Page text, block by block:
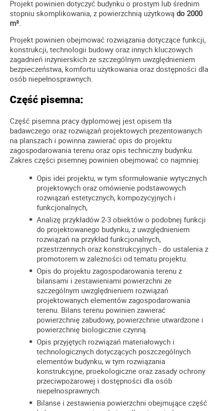
Projekt powinien dotyczyć budynku o prostym lub średnim
stopniu skomplikowania, z powierzchnią użytkową do 2000
m².
Projekt powinien obejmować rozwiązania dotyczące funkcji,
konstrukcji, technologii budowy oraz innych kluczowych
zagadnień inżynierskich ze szczególnym uwzględnieniem
bezpieczeństwa, komfortu użytkowania oraz dostępności dla
osób niepełnosprawnych.
Część pisemna:
Część pisemna pracy dyplomowej jest opisem tła
badawczego oraz rozwiązań projektowych prezentowanych
na planszach i powinna zawierać opis do projektu
zagospodarowania terenu oraz opis techniczny budynku.
Zakres części pisemnej powinien obejmować co najmniej:
Opis idei projektu, w tym sformułowanie wytycznych
projektowych oraz omówienie podstawowych
rozwiązań estetycznych, kompozycyjnych i
funkcjonalnych,
Analizę przykładów 2-3 obiektów o podobnej funkcji
do projektowanego budynku, z uwzględnieniem
rozwiązań na przykład funkcjonalnych,
przestrzennych oraz konstrukcyjnych - do ustalenia z
promotorem w zależności od tematu projektu.
Opis do projektu zagospodarowania terenu z
bilansami i zestawieniami powierzchni ze
szczególnym uwzględnieniem rozwiązań
projektowanych elementów zagospodarowania
terenu. Bilans terenu powinien zawierać
powierzchnię zabudowy, powierzchnie utwardzone i
powierzchnię biologicznie czynną.
Opis przyjętych rozwiązań materiałowych i
technologicznych dotyczących poszczególnych
elementów budynku, w tym rozwiązania
konstrukcyjne, proekologiczne oraz zasady ochrony
przeciwpożarowej i dostępności dla osób
niepełnosprawnych.
Bilanse i zestawienia powierzchni obejmujące część